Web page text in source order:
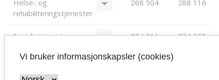
Helse- og
rehabiliteringstjenester
arrow_drop_down 268 504 288 116
Sosiale tjenester arrow_drop_down 204 011 224 668
Sum 1 396 548 1 563 890
Vi bruker informasjonskapsler (cookies)